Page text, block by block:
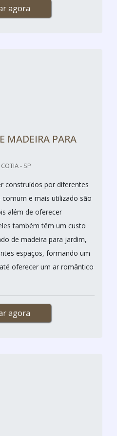
agora
MADEIRA PARA
- SP
construídos por diferentes
e mais utilizado são
além de oferecer
também têm um custo
de madeira para jardim,
espaços, formando um
oferecer um ar romântico
agora